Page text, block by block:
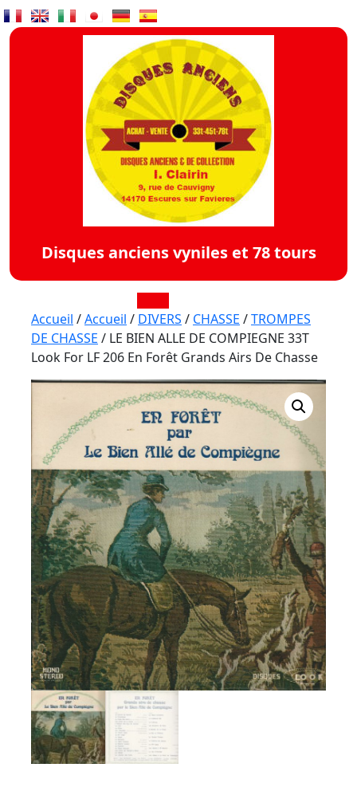
Skip
to
Disques anciens vyniles et 78 tours
Open
Button
Accueil /Accueil / DIVERS / CHASSE /TROMPES
DE CHASSE / LE BIEN ALLE DE COMPIEGNE 33T
Look For LF 206 En Forêt Grands Airs De Chasse